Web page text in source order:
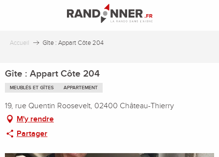
principal
Accueil Gîte : Appart Côte 204
Gîte : Appart Côte 204
MEUBLÉS ET GÎTES APPARTEMENT
19, rue Quentin Roosevelt, 02400 Château-Thierry
M'y rendre
Partager